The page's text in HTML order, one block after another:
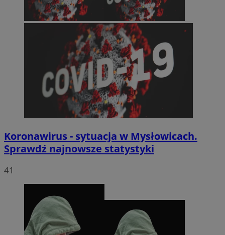
Koronawirus - sytuacja w Mysłowicach.
Sprawdź najnowsze statystyki
41